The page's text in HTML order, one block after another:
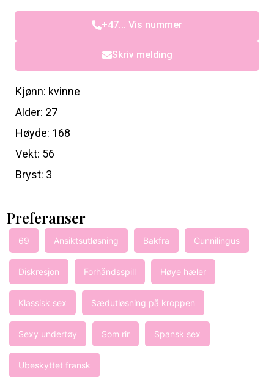
+47... Vis nummer
Skriv melding
Kjønn: kvinne
Alder: 27
Høyde: 168
Vekt: 56
Bryst: 3
Preferanser
69 Ansiktsutløsning Bakfra Cunnilingus
Diskresjon Forhåndsspill Høye hæler
Klassisk sex Sædutløsning på kroppen
Sexy undertøy Som rir Spansk sex
Ubeskyttet fransk